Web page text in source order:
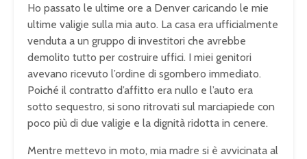
Ho passato le ultime ore a Denver caricando le mie
ultime valigie sulla mia auto. La casa era ufficialmente
venduta a un gruppo di investitori che avrebbe
demolito tutto per costruire uffici. I miei genitori
avevano ricevuto l’ordine di sgombero immediato.
Poiché il contratto d’affitto era nullo e l’auto era
sotto sequestro, si sono ritrovati sul marciapiede con
poco più di due valigie e la dignità ridotta in cenere.
Mentre mettevo in moto, mia madre si è avvicinata al